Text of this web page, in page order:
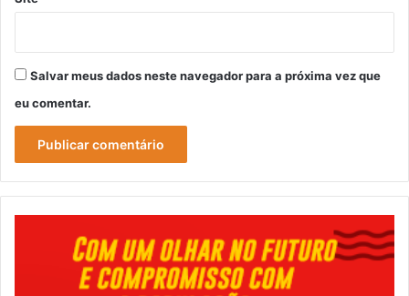
Salvar meus dados neste navegador para a próxima vez que
eu comentar.